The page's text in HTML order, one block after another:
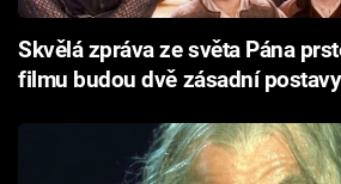
Sledujte nás
Skvělá zpráva ze světa Pána
filmu budou dvě zásadní postavy